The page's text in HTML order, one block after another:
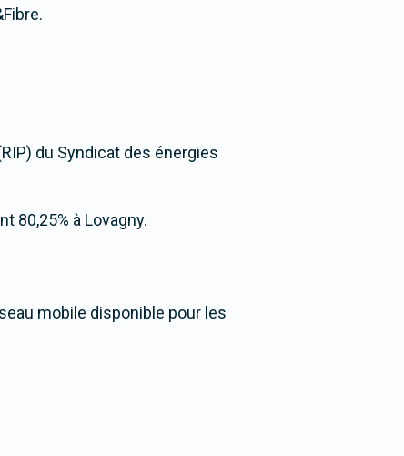
du Syndicat des énergies
80,25% à Lovagny.
mobile disponible pour les